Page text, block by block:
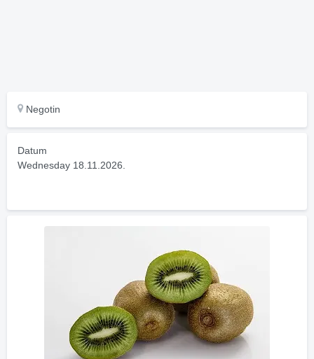
Negotin
Datum
Wednesday 18.11.2026.